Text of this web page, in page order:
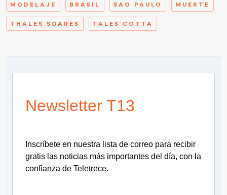
MODELAJE BRASIL SAO PAULO MUERTE
THALES SOARES TALES COTTA
Newsletter T13
Inscríbete en nuestra lista de correo para recibir
gratis las noticias más importantes del día, con la
confianza de Teletrece.